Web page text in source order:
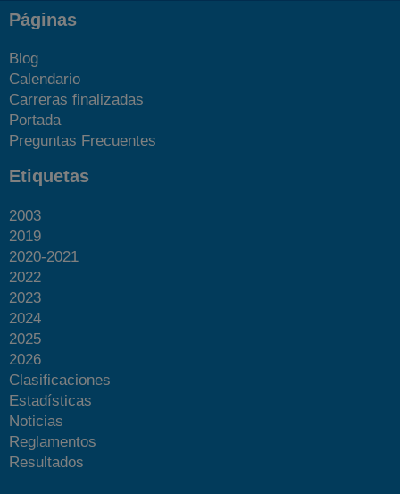
Páginas
Blog
Calendario
Carreras finalizadas
Portada
Preguntas Frecuentes
Etiquetas
2003
2019
2020-2021
2022
2023
2024
2025
2026
Clasificaciones
Estadísticas
Noticias
Reglamentos
Resultados